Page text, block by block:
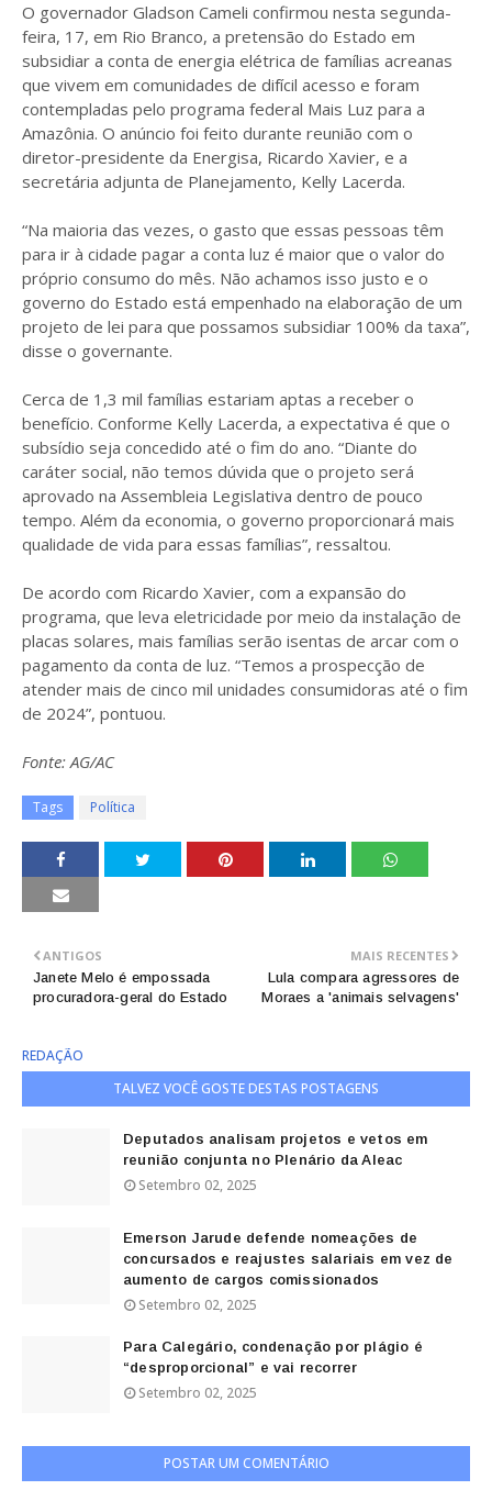
O governador Gladson Cameli confirmou nesta segunda-
feira, 17, em Rio Branco, a pretensão do Estado em
subsidiar a conta de energia elétrica de famílias acreanas
que vivem em comunidades de difícil acesso e foram
contempladas pelo programa federal Mais Luz para a
Amazônia. O anúncio foi feito durante reunião com o
diretor-presidente da Energisa, Ricardo Xavier, e a
secretária adjunta de Planejamento, Kelly Lacerda.
“Na maioria das vezes, o gasto que essas pessoas têm
para ir à cidade pagar a conta luz é maior que o valor do
próprio consumo do mês. Não achamos isso justo e o
governo do Estado está empenhado na elaboração de um
projeto de lei para que possamos subsidiar 100% da taxa”,
disse o governante.
Cerca de 1,3 mil famílias estariam aptas a receber o
benefício. Conforme Kelly Lacerda, a expectativa é que o
subsídio seja concedido até o fim do ano. “Diante do
caráter social, não temos dúvida que o projeto será
aprovado na Assembleia Legislativa dentro de pouco
tempo. Além da economia, o governo proporcionará mais
qualidade de vida para essas famílias”, ressaltou.
De acordo com Ricardo Xavier, com a expansão do
programa, que leva eletricidade por meio da instalação de
placas solares, mais famílias serão isentas de arcar com o
pagamento da conta de luz. “Temos a prospecção de
atender mais de cinco mil unidades consumidoras até o fim
de 2024”, pontuou.
Fonte: AG/AC
Tags Política
MAIS RECENTES
Lula compara agressores de
Moraes a 'animais selvagens'
ANTIGOS
Janete Melo é empossada
procuradora-geral do Estado
REDAÇÃO
TALVEZ VOCÊ GOSTE DESTAS POSTAGENS
Deputados analisam projetos e vetos em
reunião conjunta no Plenário da Aleac
Setembro 02, 2025
Emerson Jarude defende nomeações de
concursados e reajustes salariais em vez de
aumento de cargos comissionados
Setembro 02, 2025
Para Calegário, condenação por plágio é
“desproporcional” e vai recorrer
Setembro 02, 2025
POSTAR UM COMENTÁRIO